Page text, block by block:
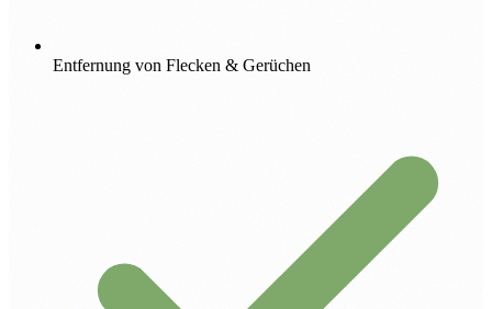
Entfernung von Flecken & Gerüchen